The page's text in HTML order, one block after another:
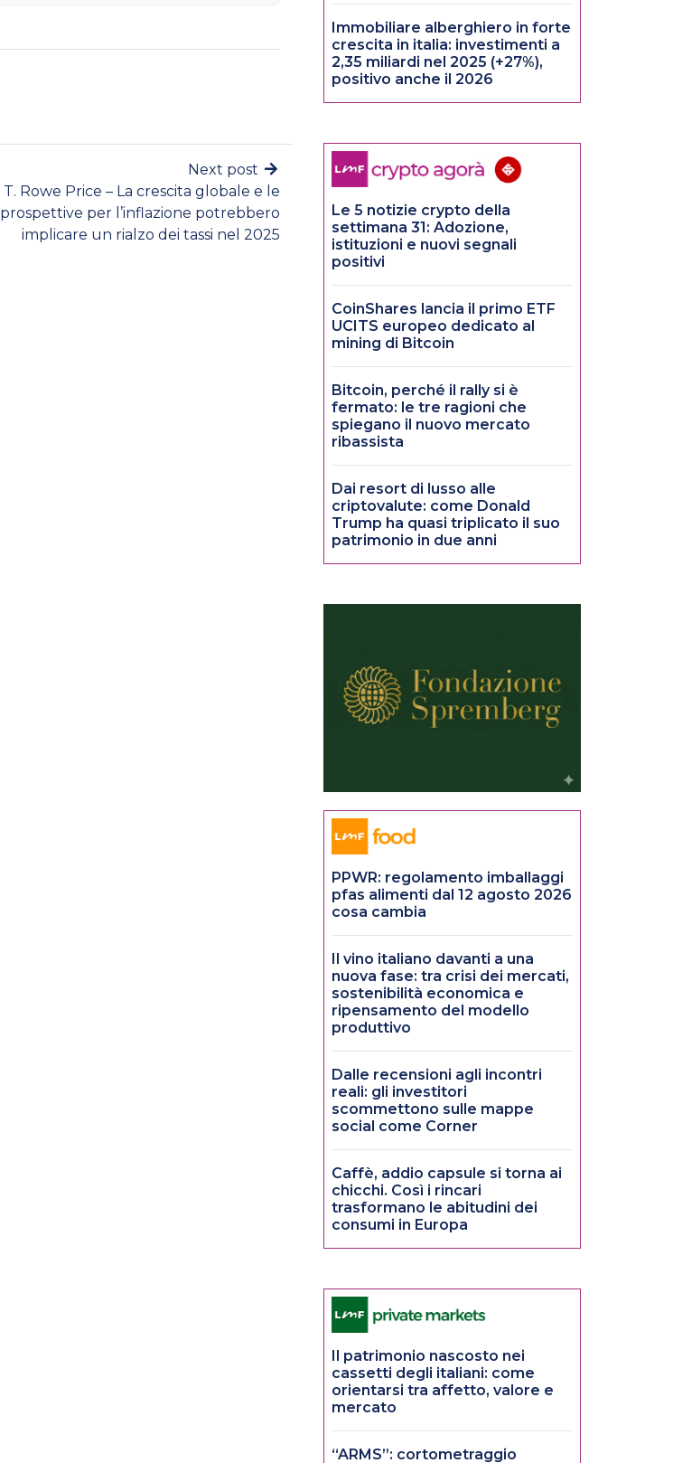
Next post
T. Rowe Price – La crescita globale e le
prospettive per l’inflazione potrebbero
implicare un rialzo dei tassi nel 2025
Immobiliare alberghiero in forte
crescita in italia: investimenti a
2,35 miliardi nel 2025 (+27%),
positivo anche il 2026
Le 5 notizie crypto della
settimana 31: Adozione,
istituzioni e nuovi segnali
positivi
CoinShares lancia il primo ETF
UCITS europeo dedicato al
mining di Bitcoin
Bitcoin, perché il rally si è
fermato: le tre ragioni che
spiegano il nuovo mercato
ribassista
Dai resort di lusso alle
criptovalute: come Donald
Trump ha quasi triplicato il suo
patrimonio in due anni
PPWR: regolamento imballaggi
pfas alimenti dal 12 agosto 2026
cosa cambia
Il vino italiano davanti a una
nuova fase: tra crisi dei mercati,
sostenibilità economica e
ripensamento del modello
produttivo
Dalle recensioni agli incontri
reali: gli investitori
scommettono sulle mappe
social come Corner
Caffè, addio capsule si torna ai
chicchi. Così i rincari
trasformano le abitudini dei
consumi in Europa
Il patrimonio nascosto nei
cassetti degli italiani: come
orientarsi tra affetto, valore e
mercato
“ARMS”: cortometraggio